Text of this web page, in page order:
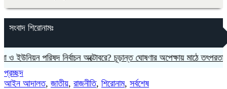
সংবাদ শিরোনামঃ
পরিষদ নির্বাচন অক্টোবরে? চূড়ান্ত ঘোষণার অপেক্ষায় মাঠে তৎপরতা জুলাই
প্রচ্ছদ
আইন আদালত, জাতীয়, রাজনীতি, শিরোনাম, সর্বশেষ